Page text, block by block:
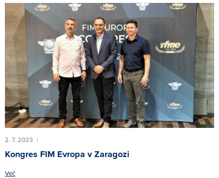
2. 7. 2023 |
Kongres FIM Evropa v Zaragozi
Več